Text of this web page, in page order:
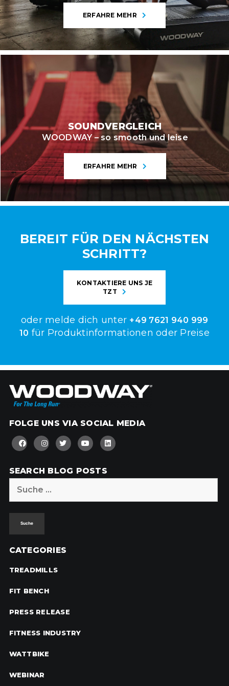
ERFAHRE MEHR
SOUNDVERGLEICH
WOODWAY – so smooth und leise
ERFAHRE MEHR
BEREIT FÜR DEN NÄCHSTEN
SCHRITT?
KONTAKTIERE UNS JE
TZT
oder melde dich unter +49 7621 940 999
10 für Produktinformationen oder Preise
FOLGE UNS VIA SOCIAL MEDIA
SEARCH BLOG POSTS
CATEGORIES
TREADMILLS
FIT BENCH
PRESS RELEASE
FITNESS INDUSTRY
WATTBIKE
WEBINAR